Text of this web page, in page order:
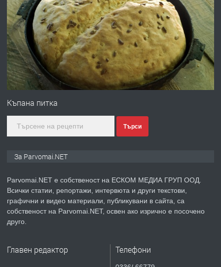
ПРЕДЛАГА Работа за общи работници
преди 1 година
ПРЕДЛАГА
Първи поход "По стъпките на Ангел
преди 1 година
ПРЕДЛАГА Уроци по Математика
Къпана питка
Търси
За Parvomai.NET
Parvomai.NET е собственост на ЕСКОМ МЕДИА ГРУП ООД.
Всички статии, репортажи, интервюта и други текстови,
графични и видео материали, публикувани в сайта, са
собственост на Parvomai.NET, освен ако изрично е посочено
друго.
Главен редактор Телефони